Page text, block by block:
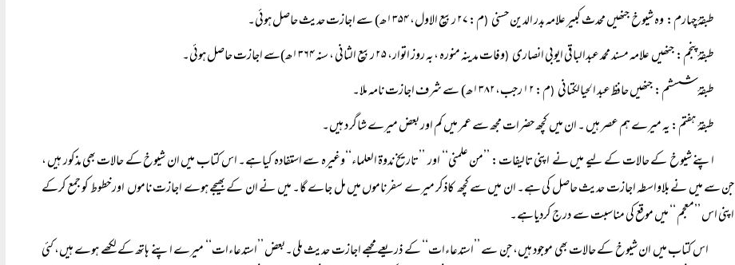
طبقۂ چہارم: وہ شیوخ جنھیں محدث کبیر علامہ بدر الدین حسنی (م: ۲۷ ربیع الاول، ۱۳۵۴ھ) سے اجازت حدیث حاصل ہوئی۔
طبقۂ پنجم: جنھیں علامہ مسند محمد عبدالباقی ایوبی انصاری (وفات مدینہ منورہ ،بہ روز اتوار، ۲۵ ربیع الثانی ، سنہ ۱۳۶۴ھ)سے اجازت حاصل ہوئی۔
طبقۂ شسشم: جنھیں حافظ عبد الحيالکتانی (م: ۱۲ رجب،۱۳۸۲ھ) سے شرف اجازت نامہ ملا۔
طبقۂ ہفتم: یہ میرے ہم عصر ہیں ۔ ان میں کچھ حضرات مجھ سے عمر میں کم اور بعض میرے شاگر د ہیں۔
اپنے شیوخ کے حالات کے لیے میں نے اپنی تالیفات: ’’من علمنی‘‘ اور ’’تاریخ ندوۃ العلماء‘‘وغیرہ سے استفادہ کیاہے۔ اس کتاب میں ان شیوخ کے حالات بھی مذکور ہیں ،
جن سے میں نے بلاواسطہ اجازت حدیث حاصل کی ہے۔ ان میں سے کچھ کاذکر میرے سفرناموں میں مل جاے گا۔ میں نے ان کے بھیجے ہوے اجازت ناموں اور خطوط کو جمع کرکے
اپنی اس ’’معجم ‘‘ میں موقع کی مناسبت سے درج کردیاہے۔
اس کتاب میں ان شیوخ کے حالات بھی موجود ہیں، جن سے ’’استدعاءات‘‘ کے ذریعے مجھے اجازت حدیث ملی۔بعض ’’استدعاءات‘‘ میرے اپنے ہاتھ کے لکھے ہوے ہیں، کئی